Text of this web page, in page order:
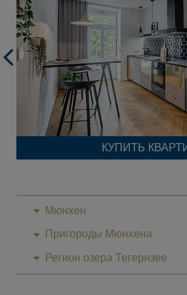
КУПИТЬ
Мюнхен
Пригороды Мюнхена
Регион озера Тегернзее